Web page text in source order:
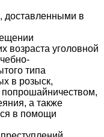
доставленными в
возраста уголовной
типа
в розыск,
а также
в помощи